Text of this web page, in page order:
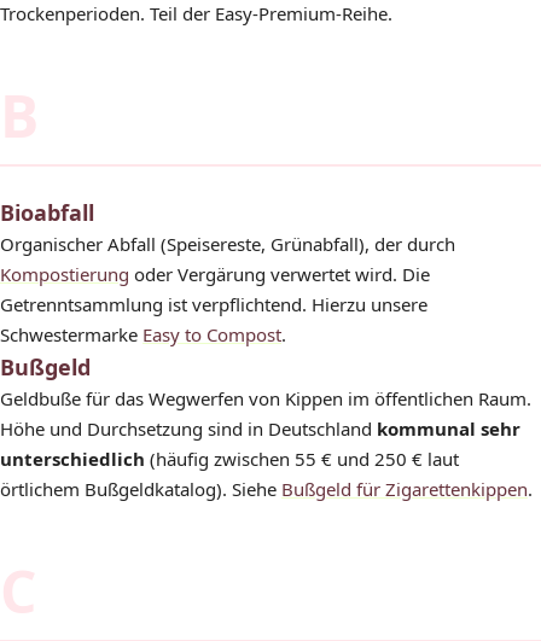
Trockenperioden. Teil der Easy-Premium-Reihe.
B
Bioabfall
Organischer Abfall (Speisereste, Grünabfall), der durch
Kompostierung oder Vergärung verwertet wird. Die
Getrenntsammlung ist verpflichtend. Hierzu unsere
Schwestermarke Easy to Compost.
Bußgeld
Geldbuße für das Wegwerfen von Kippen im öffentlichen Raum.
Höhe und Durchsetzung sind in Deutschland kommunal sehr
unterschiedlich (häufig zwischen 55 € und 250 € laut
örtlichem Bußgeldkatalog). Siehe Bußgeld für Zigarettenkippen.
C